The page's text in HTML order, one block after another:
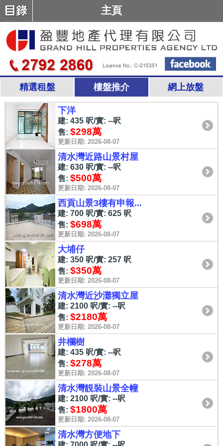
主頁
精選租盤 樓盤推介 網上放盤
下洋
建: 435 呎/實: --呎
售: $298萬
更新日期: 2026-08-07
清水灣近路山景村屋
建: 630 呎/實: --呎
售: $500萬
更新日期: 2026-08-07
西貢山景3樓有申報...
建: 700 呎/實: 625 呎
售: $698萬
更新日期: 2026-08-07
大埔仔
建: 350 呎/實: 257 呎
售: $350萬
更新日期: 2026-08-07
清水灣近沙灘獨立屋
建: 2100 呎/實: --呎
售: $2180萬
更新日期: 2026-08-07
井欄樹
建: 435 呎/實: --呎
售: $278萬
更新日期: 2026-08-07
清水灣靚裝山景全幢
建: 2100 呎/實: --呎
售: $1800萬
更新日期: 2026-08-07
清水灣方便地下